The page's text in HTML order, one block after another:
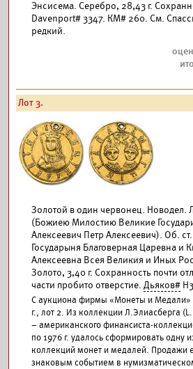
Энсисема. Серебро, 28,43 г.
Davenport# 3347. КМ# 260. См.
редкий.
Лот 3.
Золотой в один червонец.
(Божиею Милостию Великие
Алексеевич Петр Алексеевич). Об.
Государыня Благоверная Царевна и
Алексеевна Всея Великия и Иных
Золото, 3,40 г. Сохранность почти
части пробито отверстие. Дьяков#
С аукциона фирмы «Монеты и
г., лот 2. Из коллекции Л.Элиасберга
– американского финансиста-
по 1976 г. удалось сформировать одну
коллекций монет и медалей. Продажи
знаковым событием в